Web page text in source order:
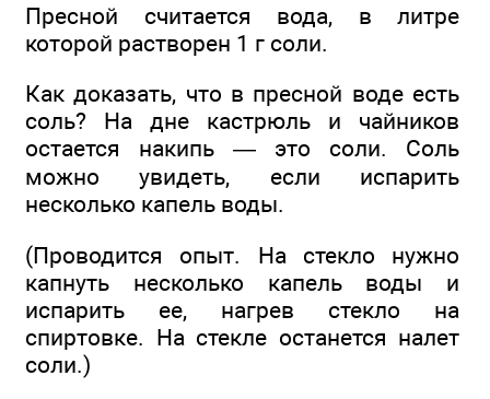
Пресной считается вода, в литре
которой растворен 1 г соли.
Как доказать, что в пресной воде есть
соль? На дне кастрюль и чайников
остается накипь — это соли. Соль
можно увидеть, если испарить
несколько капель воды.
(Проводится опыт. На стекло нужно
капнуть несколько капель воды и
испарить ее, нагрев стекло на
спиртовке. На стекле останется налет
соли.)